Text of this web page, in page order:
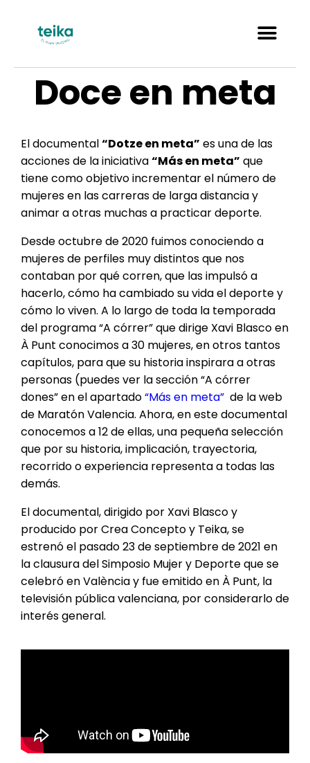
Doce en meta
El documental“Dotze en meta” es una de las
acciones de la iniciativa“Más en meta” que
tiene como objetivo incrementar el número de
mujeres en las carreras de larga distancia y
animar a otras muchas a practicar deporte.
Desde octubre de 2020 fuimos conociendo a
mujeres de perfiles muy distintos que nos
contaban por qué corren, que las impulsó a
hacerlo, cómo ha cambiado su vida el deporte y
cómo lo viven. A lo largo de toda la temporada
del programa “A córrer” que dirige Xavi Blasco en
À Punt conocimos a 30 mujeres, en otros tantos
capítulos, para que su historia inspirara a otras
personas (puedes ver la sección “A córrer
dones” en el apartado“Más en meta” de la web
de Maratón Valencia. Ahora, en este documental
conocemos a 12 de ellas, una pequeña selección
que por su historia, implicación, trayectoria,
recorrido o experiencia representa a todas las
demás.
El documental, dirigido por Xavi Blasco y
producido por Crea Concepto y Teika, se
estrenó el pasado 23 de septiembre de 2021 en
la clausura del Simposio Mujer y Deporte que se
celebró en València y fue emitido en À Punt, la
televisión pública valenciana, por considerarlo de
interés general.